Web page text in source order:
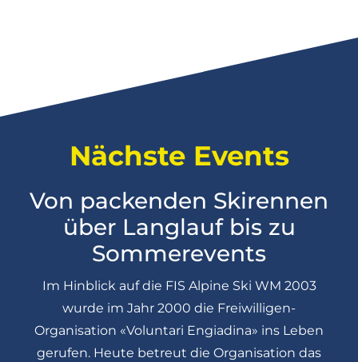
Nächste Events
Von packenden Skirennen
über Langlauf bis zu
Sommerevents
Im Hinblick auf die FIS Alpine Ski WM 2003
wurde im Jahr 2000 die Freiwilligen-
Organisation «Voluntari Engiadina» ins Leben
gerufen. Heute betreut die Organisation das